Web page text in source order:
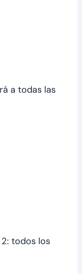
a todas las
todos los